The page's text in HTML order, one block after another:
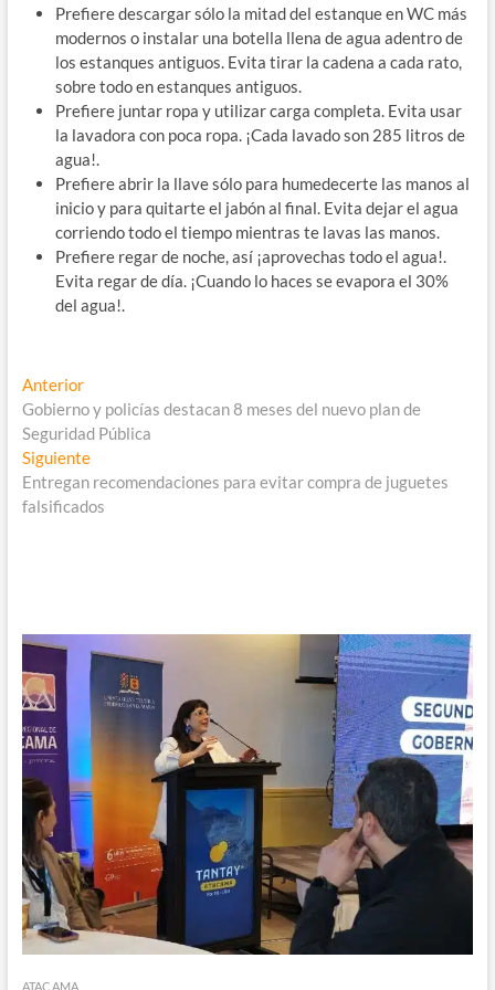
Prefiere descargar sólo la mitad del estanque en WC más
modernos o instalar una botella llena de agua adentro de
los estanques antiguos. Evita tirar la cadena a cada rato,
sobre todo en estanques antiguos.
Prefiere juntar ropa y utilizar carga completa. Evita usar
la lavadora con poca ropa. ¡Cada lavado son 285 litros de
agua!.
Prefiere abrir la llave sólo para humedecerte las manos al
inicio y para quitarte el jabón al final. Evita dejar el agua
corriendo todo el tiempo mientras te lavas las manos.
Prefiere regar de noche, así ¡aprovechas todo el agua!.
Evita regar de día. ¡Cuando lo haces se evapora el 30%
del agua!.
Navegación
de
entradas
AnteriorEntrada
anterior:
Gobierno y policías destacan 8 meses del nuevo plan de
Seguridad Pública
SiguienteEntrada
siguiente:
Entregan recomendaciones para evitar compra de juguetes
falsificados
ATACAMA